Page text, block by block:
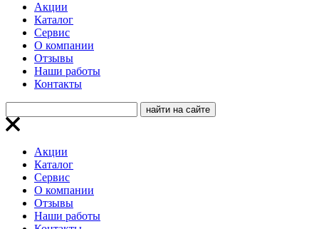
Акции
Каталог
Сервис
О компании
Отзывы
Наши работы
Контакты
Акции
Каталог
Сервис
О компании
Отзывы
Наши работы